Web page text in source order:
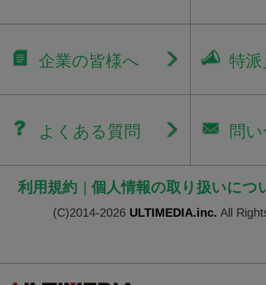
企業の皆様へ 特
よくある質問 問
利用規約 | 個人情報の取り扱いにつ
(C)2014-2026 ULTIMEDIA.inc. All